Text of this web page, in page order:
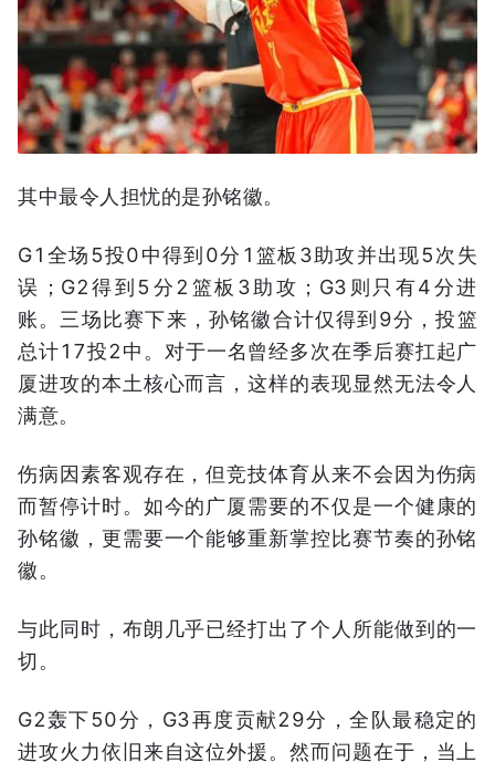
其中最令人担忧的是孙铭徽。
G1全场5投0中得到0分1篮板3助攻并出现5次失
误；G2得到5分2篮板3助攻；G3则只有4分进
账。三场比赛下来，孙铭徽合计仅得到9分，投篮
总计17投2中。对于一名曾经多次在季后赛扛起广
厦进攻的本土核心而言，这样的表现显然无法令人
满意。
伤病因素客观存在，但竞技体育从来不会因为伤病
而暂停计时。如今的广厦需要的不仅是一个健康的
孙铭徽，更需要一个能够重新掌控比赛节奏的孙铭
徽。
与此同时，布朗几乎已经打出了个人所能做到的一
切。
G2轰下50分，G3再度贡献29分，全队最稳定的
进攻火力依旧来自这位外援。然而问题在于，当上